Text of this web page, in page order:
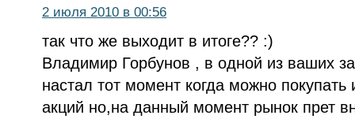
2 июля 2010 в 00:56
так что же выходит в итоге?? :)
Владимир Горбунов , в одной из ваших
настал тот момент когда можно покупать
акций но,на данный момент рынок прет